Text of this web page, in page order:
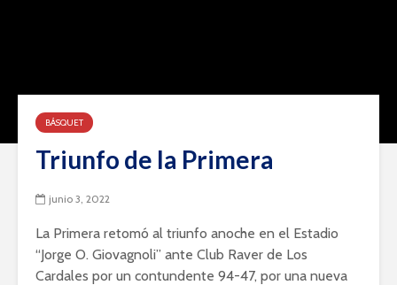
BÁSQUET
Triunfo de la Primera
junio 3, 2022
La Primera retomó al triunfo anoche en el Estadio
“Jorge O. Giovagnoli” ante Club Raver de Los
Cardales por un contundente 94-47, por una nueva